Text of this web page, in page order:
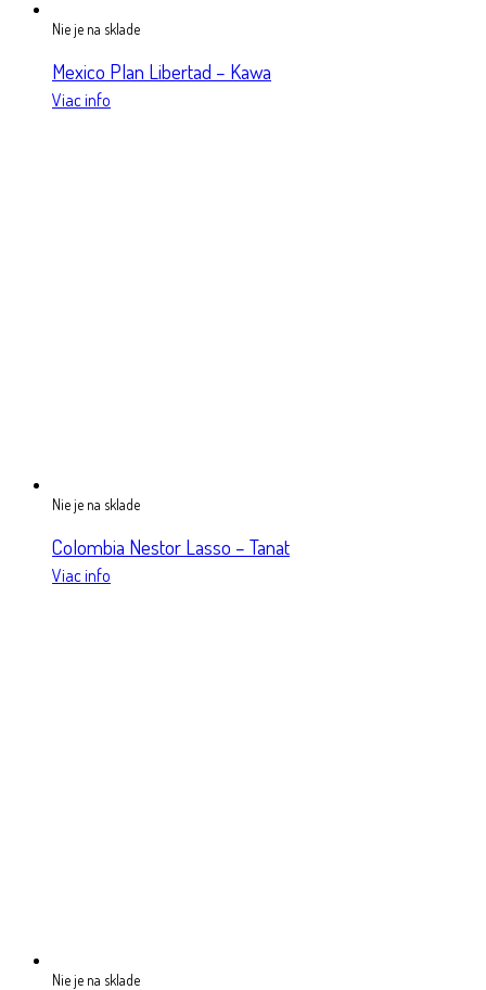
Nie je na sklade
Mexico Plan Libertad – Kawa
Viac info
Nie je na sklade
Colombia Nestor Lasso – Tanat
Viac info
Nie je na sklade